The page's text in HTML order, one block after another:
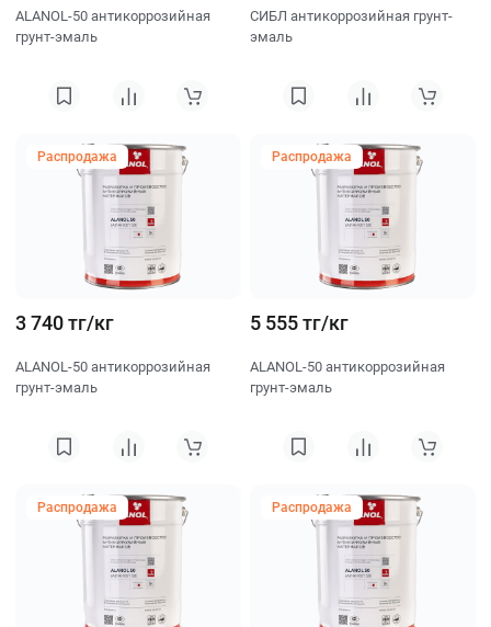
ALANOL-50 антикоррозийная
грунт-эмаль
СИБЛ антикоррозийная грунт-
эмаль
Распродажа
3 740 тг/кг
ALANOL-50 антикоррозийная
грунт-эмаль
Распродажа
5 555 тг/кг
ALANOL-50 антикоррозийная
грунт-эмаль
Распродажа Распродажа